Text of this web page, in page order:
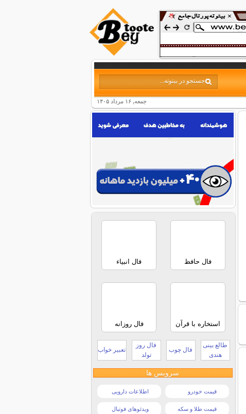
جمعه, ۱۶ مرداد ۱۴۰۵
فال حافظ فال انبیاء
استخاره با قرآن فال روزانه
طالع بینی
هندی
فال چوب
فال روز
تولد
تعبیر خواب
سرویس ها
قیمت خودرو اطلاعات دارویی
قیمت طلا و سکه ویدئوهای فوتبال